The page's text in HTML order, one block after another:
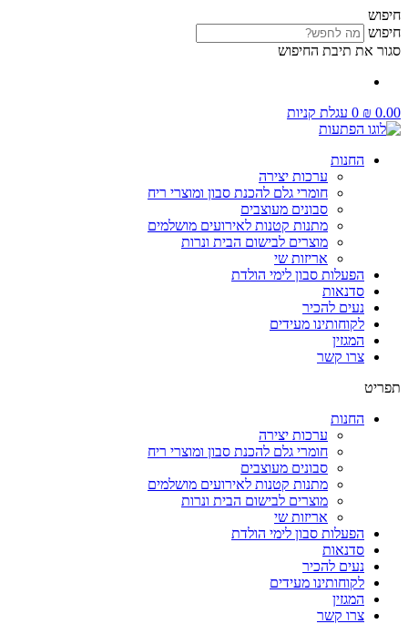
דלג
לתוכן
חיפוש
חיפוש
סגור את תיבת החיפוש
₪ 0.00
0 עגלת קניות
החנות
ערכות יצירה
חומרי גלם להכנת סבון ומוצרי ריח
סבונים מעוצבים
מתנות קטנות לאירועים מושלמים
מוצרים לבישום הבית ונרות
אריזות שי
הפעלות סבון לימי הולדת
סדנאות
נעים להכיר
לקוחותינו מעידים
המגזין
צרו קשר
תפריט
החנות
ערכות יצירה
חומרי גלם להכנת סבון ומוצרי ריח
סבונים מעוצבים
מתנות קטנות לאירועים מושלמים
מוצרים לבישום הבית ונרות
אריזות שי
הפעלות סבון לימי הולדת
סדנאות
נעים להכיר
לקוחותינו מעידים
המגזין
צרו קשר